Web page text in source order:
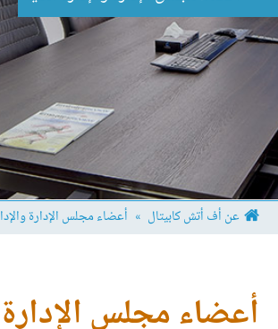
عن أف أتش كابيتال » أعضاء مجلس الإدارة
أعضاء مجلس الإدارة